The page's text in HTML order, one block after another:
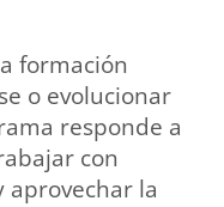
formación
o evolucionar
responde a
con
aprovechar la